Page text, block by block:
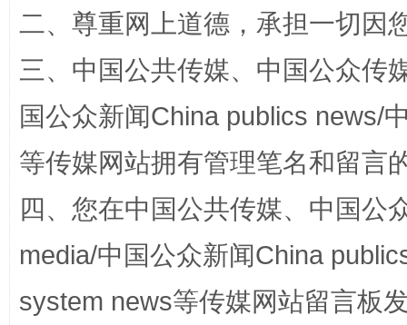
解纷+调解+退费，一次搞定
站台名比不上好声名
二、尊重网上道德，承担一切因
三、中国公共传媒、中国公众传
国公众新闻China publics news/
等传媒网站拥有管理笔名和留言
四、您在中国公共传媒、中国公
media/中国公众新闻China
system news等传媒网站留言板